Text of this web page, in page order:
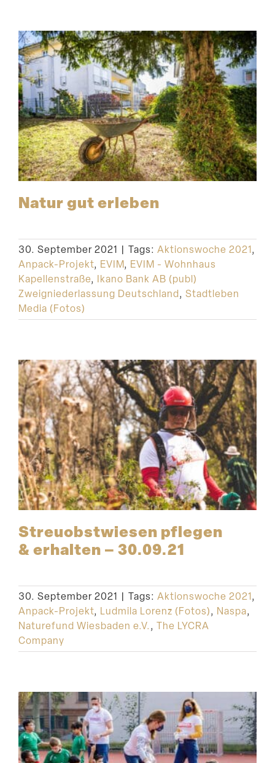
Natur gut erleben
30. September 2021 | Tags: Aktionswoche 2021,
Anpack-Projekt, EVIM, EVIM - Wohnhaus
Kapellenstraße, Ikano Bank AB (publ)
Zweigniederlassung Deutschland, Stadtleben
Media (Fotos)
Streu­obst­wiesen pflegen
& erhalten – 30.09.21
30. September 2021 | Tags: Aktionswoche 2021,
Anpack-Projekt, Ludmila Lorenz (Fotos), Naspa,
Naturefund Wiesbaden e.V., The LYCRA
Company